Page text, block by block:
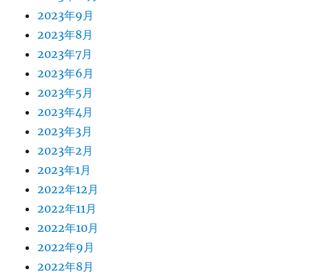
2023年9月
2023年8月
2023年7月
2023年6月
2023年5月
2023年4月
2023年3月
2023年2月
2023年1月
2022年12月
2022年11月
2022年10月
2022年9月
2022年8月